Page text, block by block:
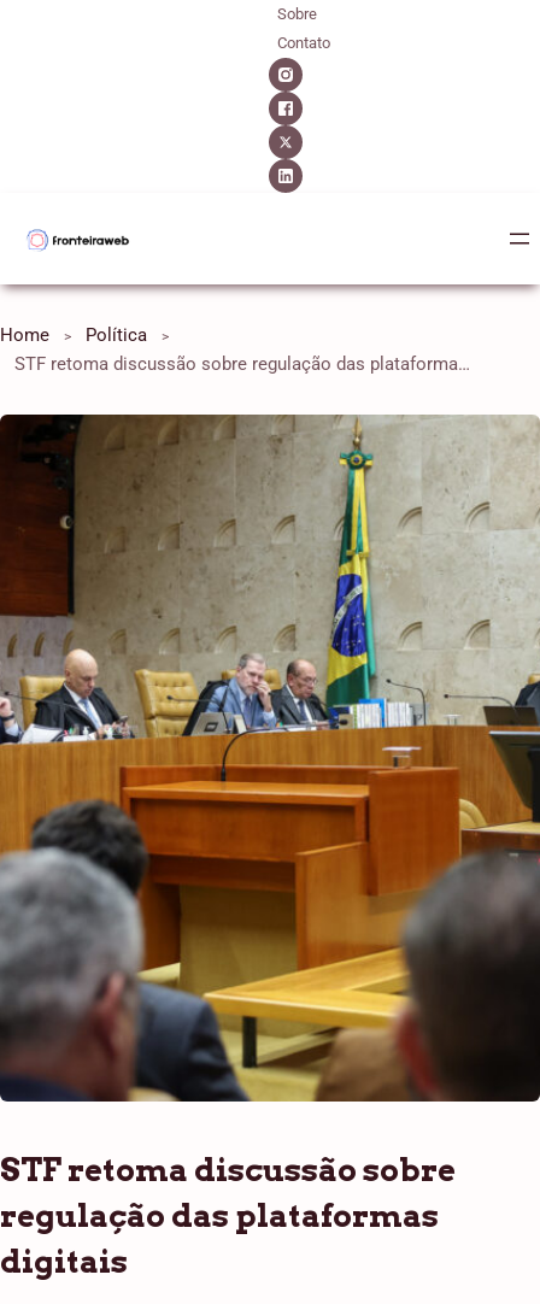
Sobre
Contato
Home
Política
STF retoma discussão sobre regulação das plataformas digitais
STF retoma discussão sobre
regulação das plataformas
digitais